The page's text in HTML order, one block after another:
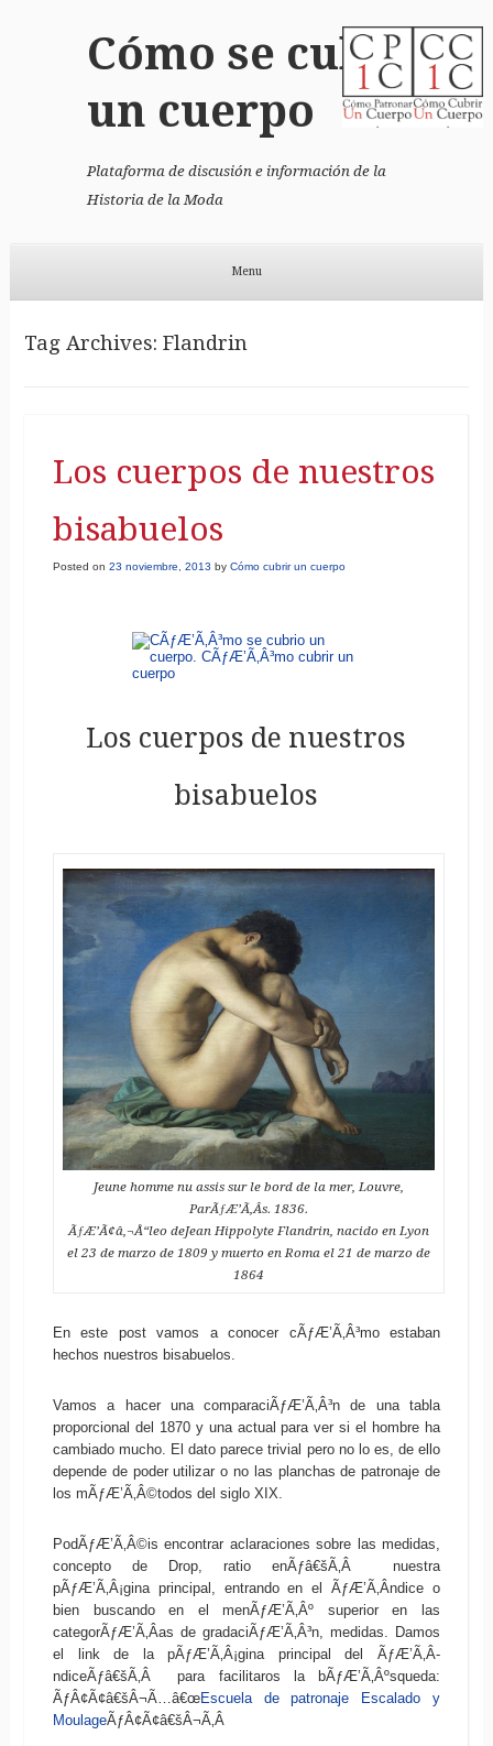
Cómo se cubrió
un cuerpo
Plataforma de discusión e información de la
Historia de la Moda
Menu
Tag Archives: Flandrin
Los cuerpos de nuestros
bisabuelos
Posted on 23 noviembre, 2013 by Cómo cubrir un cuerpo
Los cuerpos de nuestros
bisabuelos
Jeune homme nu assis sur le bord de la mer, Louvre,
ParÃƒÆ’Ã‚Â­s. 1836.
ÃƒÆ’Ã¢â‚¬Å“leo deJean Hippolyte Flandrin, nacido en Lyon
el 23 de marzo de 1809 y muerto en Roma el 21 de marzo de
1864
En este post vamos a conocer cÃƒÆ’Ã‚Â³mo estaban
hechos nuestros bisabuelos.
Vamos a hacer una comparaciÃƒÆ’Ã‚Â³n de una tabla
proporcional del 1870 y una actual para ver si el hombre ha
cambiado mucho. El dato parece trivial pero no lo es, de ello
depende de poder utilizar o no las planchas de patronaje de
los mÃƒÆ’Ã‚Â©todos del siglo XIX.
PodÃƒÆ’Ã‚Â©is encontrar aclaraciones sobre las medidas,
concepto de Drop, ratio enÃƒâ€šÃ‚Â nuestra
pÃƒÆ’Ã‚Â¡gina principal, entrando en el ÃƒÆ’Ã‚Â­ndice o
bien buscando en el menÃƒÆ’Ã‚Âº superior en las
categorÃƒÆ’Ã‚Â­as de gradaciÃƒÆ’Ã‚Â³n, medidas. Damos
el link de la pÃƒÆ’Ã‚Â¡gina principal del ÃƒÆ’Ã‚Â­
ndiceÃƒâ€šÃ‚Â para facilitaros la bÃƒÆ’Ã‚Âºsqueda:
ÃƒÂ¢Ã¢â€šÂ¬Ã…â€œEscuela de patronaje Escalado y
MoulageÃƒÂ¢Ã¢â€šÂ¬Ã‚Â